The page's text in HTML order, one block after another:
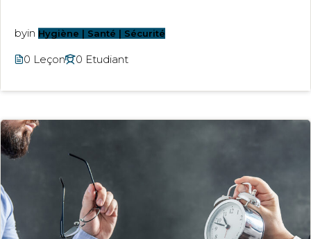
byin Hygiène | Santé | Sécurité
0 Leçon 0 Etudiant